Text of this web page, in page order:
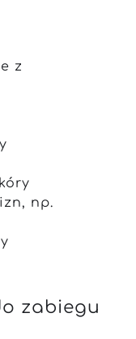
z
np.
zabiegu